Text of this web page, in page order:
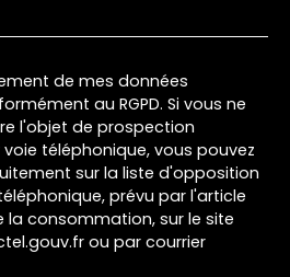
de mes données
au RGPD. Si vous ne
l'objet de prospection
téléphonique, vous pouvez
sur la liste d'opposition
prévu par l'article
la consommation, sur le site
ou par courrier